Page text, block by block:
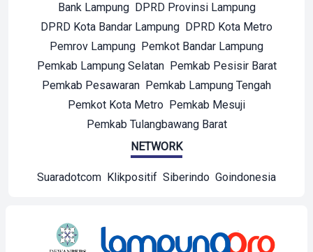
Bank Lampung DPRD Provinsi Lampung
DPRD Kota Bandar Lampung DPRD Kota Metro
Pemrov Lampung Pemkot Bandar Lampung
Pemkab Lampung Selatan Pemkab Pesisir Barat
Pemkab Pesawaran Pemkab Lampung Tengah
Pemkot Kota Metro Pemkab Mesuji
Pemkab Tulangbawang Barat
NETWORK
Suaradotcom Klikpositif Siberindo Goindonesia